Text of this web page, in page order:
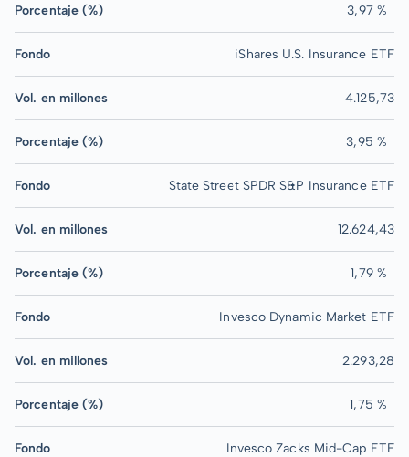
Porcentaje (%) 3,97 %
Fondo iShares U.S. Insurance ETF
Vol. en millones 4.125,73
Porcentaje (%) 3,95 %
Fondo State Street SPDR S&P Insurance ETF
Vol. en millones 12.624,43
Porcentaje (%) 1,79 %
Fondo Invesco Dynamic Market ETF
Vol. en millones 2.293,28
Porcentaje (%) 1,75 %
Fondo Invesco Zacks Mid-Cap ETF